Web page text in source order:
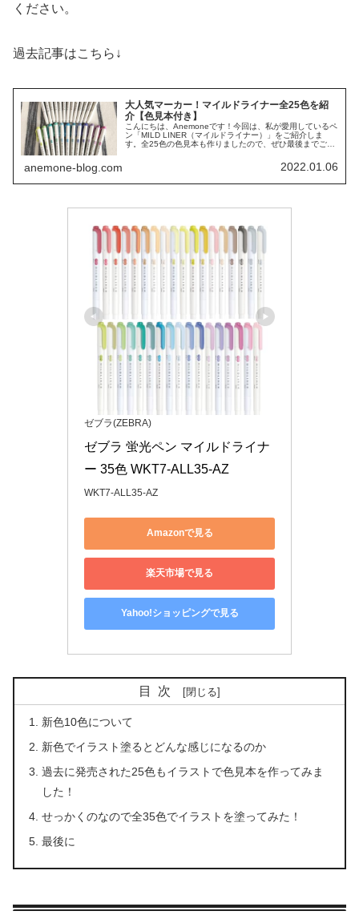
ください。
過去記事はこちら↓
大人気マーカー！マイルドライナー全25色を紹
介【色見本付き】
こんにちは、Anemoneです！今回は、私が愛用しているペ
ン「MILD LINER（マイルドライナー）」をご紹介しま
す。全25色の色見本も作りましたので、ぜひ最後までご覧
anemone-blog.com 2022.01.06
ゼブラ(ZEBRA)
ゼブラ 蛍光ペン マイルドライナ
ー 35色 WKT7-ALL35-AZ
WKT7-ALL35-AZ
Amazonで見る
楽天市場で見る
Yahoo!ショッピングで見る
目次
新色10色について
新色でイラスト塗るとどんな感じになるのか
過去に発売された25色もイラストで色見本を作ってみま
した！
せっかくのなので全35色でイラストを塗ってみた！
最後に